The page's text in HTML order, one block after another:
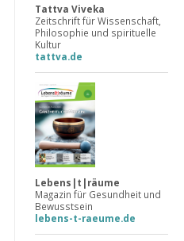
Tattva Viveka
Zeitschrift für Wissenschaft,
Philosophie und spirituelle
Kultur
tattva.de
Lebens|t|räume
Magazin für Gesundheit und
Bewusstsein
lebens-t-raeume.de